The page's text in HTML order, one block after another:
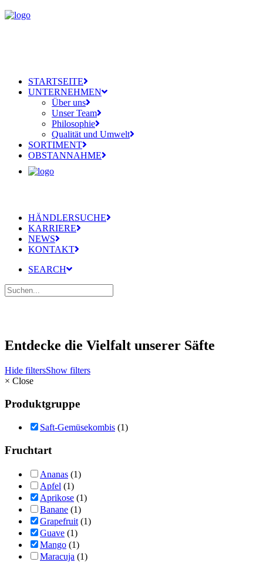
STARTSEITE
UNTERNEHMEN
Über uns
Unser Team
Philosophie
Qualität und Umwelt
SORTIMENT
OBSTANNAHME
HÄNDLERSUCHE
KARRIERE
NEWS
KONTAKT
SEARCH
Entdecke die Vielfalt unserer Säfte
Hide filtersShow filters
× Close
Produktgruppe
Saft-Gemüsekombis (1)
Fruchtart
Ananas (1)
Apfel (1)
Aprikose (1)
Banane (1)
Grapefruit (1)
Guave (1)
Mango (1)
Maracuja (1)